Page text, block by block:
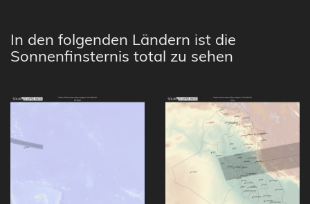
In den folgenden Ländern ist die
Sonnenfinsternis total zu sehen